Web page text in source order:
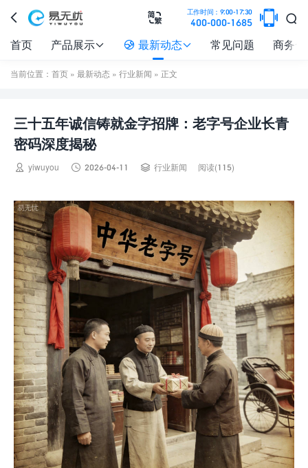
 
工作时间：9:00-17:30
400-000-1685 

首页 产品展示  最新动态 常见问题 商务
当前位置： 首页 » 最新动态 » 行业新闻 » 正文
三十五年诚信铸就金字招牌：老字号企业长青
密码深度揭秘
 yiwuyou  2026-04-11  行业新闻 阅读(115)